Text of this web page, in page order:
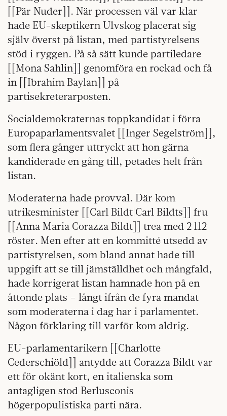
[[Pär Nuder]]. När processen väl var klar
hade EU-skeptikern Ulvskog placerat sig
själv överst på listan, med partistyrelsens
stöd i ryggen. På så sätt kunde partiledare
[[Mona Sahlin]] genomföra en rockad och få
in [[Ibrahim Baylan]] på
partisekreterarposten.
Socialdemokraternas toppkandidat i förra
Europaparlamentsvalet [[Inger Segelström]],
som flera gånger uttryckt att hon gärna
kandiderade en gång till, petades helt från
listan.
Moderaterna hade provval. Där kom
utrikesminister [[Carl Bildt|Carl Bildts]] fru
[[Anna Maria Corazza Bildt]] trea med 2 112
röster. Men efter att en kommitté utsedd av
partistyrelsen, som bland annat hade till
uppgift att se till jämställdhet och mångfald,
hade korrigerat listan hamnade hon på en
åttonde plats – långt ifrån de fyra mandat
som moderaterna i dag har i parlamentet.
Någon förklaring till varför kom aldrig.
EU-parlamentarikern [[Charlotte
Cederschiöld]] antydde att Corazza Bildt var
ett för okänt kort, en italienska som
antagligen stod Berlusconis
högerpopulistiska parti nära.